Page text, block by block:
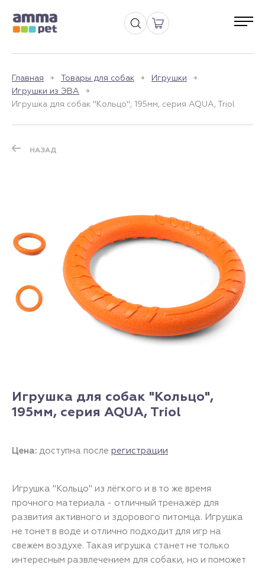
Главная Товары для собак
Игрушки
Игрушки из ЭВА
Игрушка для собак "Кольцо", 195мм, серия AQUA, Triol
НАЗАД
Игрушка для собак "Кольцо",
195мм, серия AQUA, Triol
Цена: доступна после регистрации
Игрушка "Кольцо" из лёгкого и в то же время
прочного материала - отличный тренажёр для
развития активного и здорового питомца. Игрушка
не тонет в воде и отлично подходит для игр на
свежем воздухе. Такая игрушка станет не только
интересным развлечением для собаки, но и поможет